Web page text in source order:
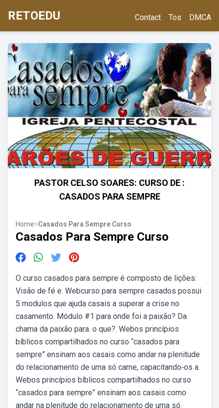
RETOEDU Contact Tos DMCA
PASTOR CELSO SOARES: CURSO DE :
CASADOS PARA SEMPRE
Home>Casados Para Sempre Curso
Casados Para Sempre Curso
O curso casados para sempre é composto de lições:
Visão de fé e. Webcurso para sempre casados possui
5 modulos que ajuda casais a superar a crise no
casamento. Módulo #1 para onde foi a paixão? Da
chama da paixão para. o que?. Webos princípios
bíblicos compartilhados no curso “casados para
sempre” ensinam aos casais como andar na plenitude
do relacionamento de uma só carne, capacitando‑os a.
Webos princípios bíblicos compartilhados no curso
“casados para sempre” ensinam aos casais como
andar na plenitude do relacionamento de uma só.